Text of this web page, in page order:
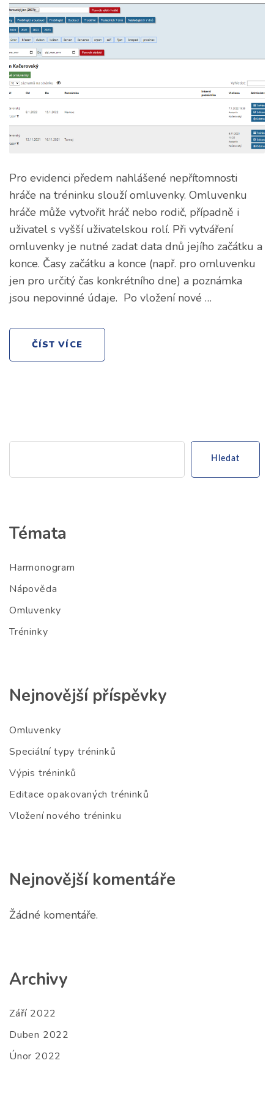
Pro evidenci předem nahlášené nepřítomnosti
hráče na tréninku slouží omluvenky. Omluvenku
hráče může vytvořit hráč nebo rodič, případně i
uživatel s vyšší uživatelskou rolí. Při vytváření
omluvenky je nutné zadat data dnů jejího začátku a
konce. Časy začátku a konce (např. pro omluvenku
jen pro určitý čas konkrétního dne) a poznámka
jsou nepovinné údaje. Po vložení nové …
ČÍST VÍCE
Hledat
Témata
Harmonogram
Nápověda
Omluvenky
Tréninky
Nejnovější příspěvky
Omluvenky
Speciální typy tréninků
Výpis tréninků
Editace opakovaných tréninků
Vložení nového tréninku
Nejnovější komentáře
Žádné komentáře.
Archivy
Září 2022
Duben 2022
Únor 2022